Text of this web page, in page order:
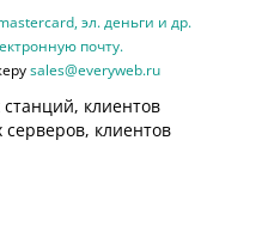
эл. деньги и др.
почту.
sales@everyweb.ru
клиентов
клиентов